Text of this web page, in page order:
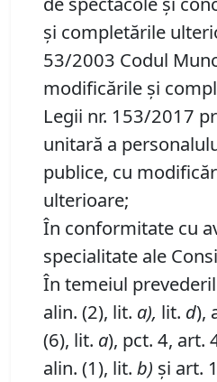
şi completările
53/2003 Codul
modificările şi
Legii nr. 153/2017
unitară a
publice, cu
ulterioare;
În conformitate cu
specialitate ale
În temeiul
alin. (2), lit. a), lit. d),
(6), lit. a), pct. 4, art.
alin. (1), lit. b) şi art.